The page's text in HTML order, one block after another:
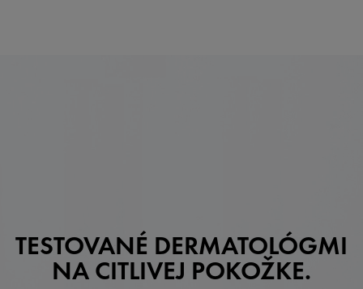
TESTOVANÉ DERMATOLÓGMI
NA CITLIVEJ POKOŽKE.